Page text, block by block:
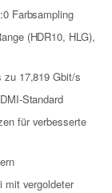
Farbsampling
(HDR10, HLG),
17,819 Gbit/s
Standard
für verbesserte
mit vergoldeter